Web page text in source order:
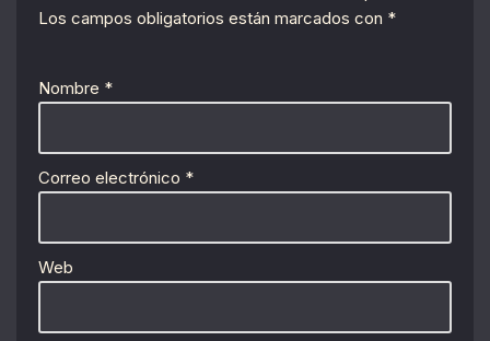
Los campos obligatorios están marcados con *
Nombre *
Correo electrónico *
Web